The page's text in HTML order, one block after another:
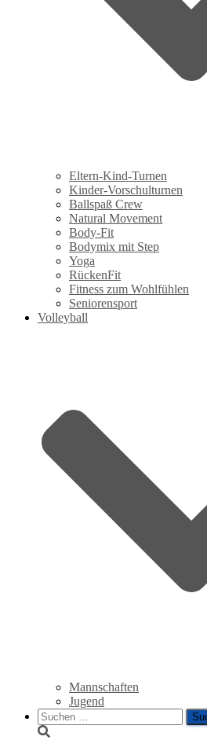
Eltern-Kind-Turnen
Kinder-Vorschulturnen
Ballspaß Crew
Natural Movement
Body-Fit
Bodymix mit Step
Yoga
RückenFit
Fitness zum Wohlfühlen
Seniorensport
Volleyball
Mannschaften
Jugend
Suche
nach: